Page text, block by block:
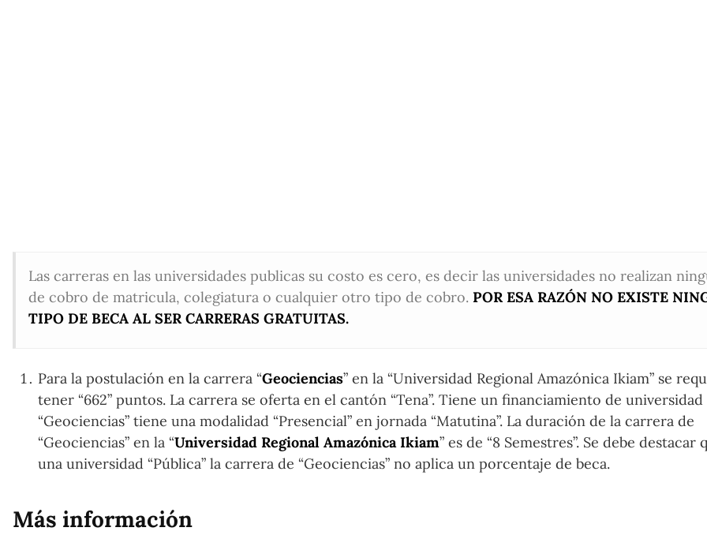
Las carreras en las universidades publicas su costo es cero, es decir las universidades no realizan
de cobro de matricula, colegiatura o cualquier otro tipo de cobro. POR ESA RAZÓN NO EXISTE
TIPO DE BECA AL SER CARRERAS GRATUITAS.
Para la postulación en la carrera “Geociencias” en la “Universidad Regional Amazónica Ikiam” se
tener “662” puntos. La carrera se oferta en el cantón “Tena”. Tiene un financiamiento de universidad
“Geociencias” tiene una modalidad “Presencial” en jornada “Matutina”. La duración de la carrera de
“Geociencias” en la “Universidad Regional Amazónica Ikiam” es de “8 Semestres”. Se debe destacar
una universidad “Pública” la carrera de “Geociencias” no aplica un porcentaje de beca.
Más información